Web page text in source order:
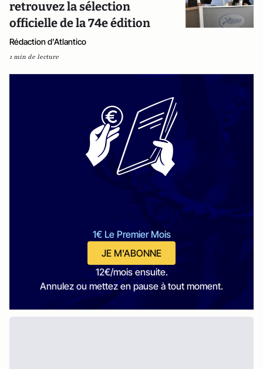
retrouvez la sélection
officielle de la 74e édition
Rédaction d'Atlantico
1 min de lecture
1€ Le Premier Mois
JE M'ABONNE
12€/mois ensuite.
Annulez ou mettez en pause à tout moment.